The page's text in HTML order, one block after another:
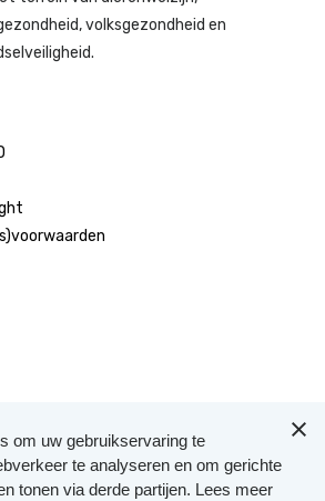
volksgezondheid en
om uw gebruikservaring te
te analyseren en om gerichte
tonen via derde partijen. Lees meer